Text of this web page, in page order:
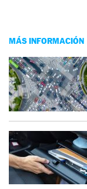
MÁS INFORMACIÓN